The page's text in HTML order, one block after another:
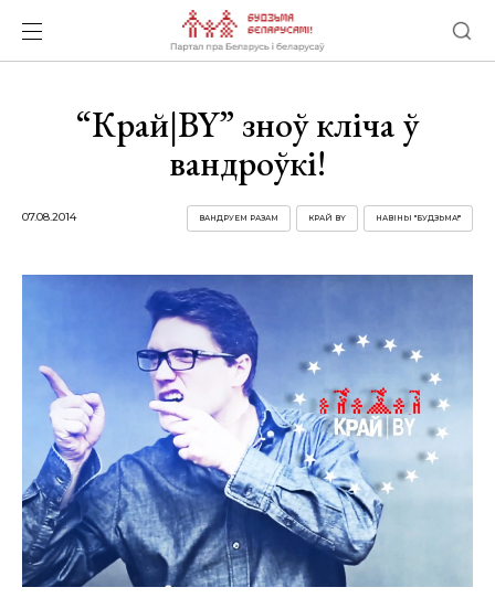
“Край|BY” зноў кліча ў
вандроўкі!
07.08.2014 НАВІНЫ "БУДЗЬМА!"
КРАЙ BY
ВАНДРУЕМ РАЗАМ